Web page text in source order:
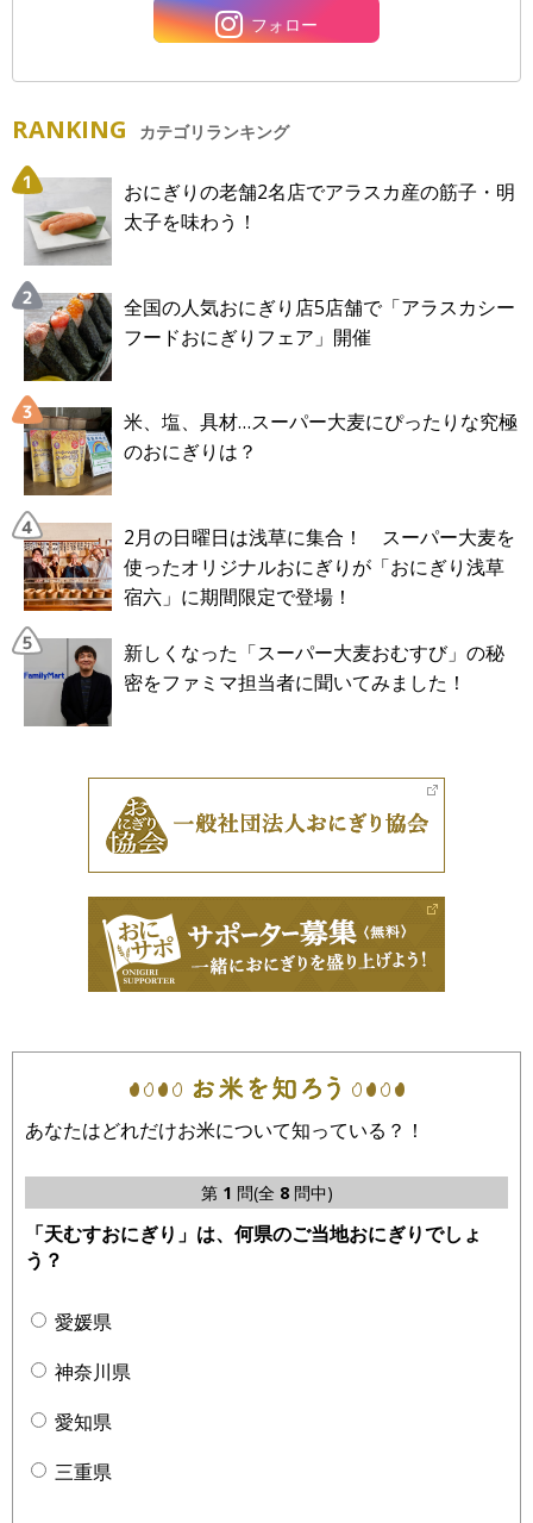
フォロー
RANKING カテゴリランキング
おにぎりの老舗2名店でアラスカ産の筋子・明
太子を味わう！
全国の人気おにぎり店5店舗で「アラスカシー
フードおにぎりフェア」開催
米、塩、具材…スーパー大麦にぴったりな究極
のおにぎりは？
2月の日曜日は浅草に集合！ スーパー大麦を
使ったオリジナルおにぎりが「おにぎり浅草
宿六」に期間限定で登場！
新しくなった「スーパー大麦おむすび」の秘
密をファミマ担当者に聞いてみました！
あなたはどれだけお米について知っている？！
第 1 問(全 8問中)
「天むすおにぎり」は、何県のご当地おにぎりでしょ
う？
愛媛県
神奈川県
愛知県
三重県